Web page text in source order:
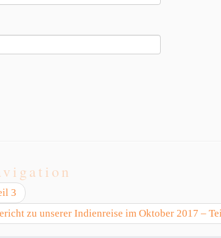
3
zu unserer Indienreise im Oktober 2017 –